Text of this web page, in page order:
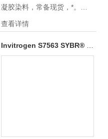
凝胶染料，常备现货，*。主
营Life Invitrogen产品，囊括
TRlzol ®Reagent、TRIZOL
LS Reagent 、B-27添加剂、
凝胶填料、常规化学试剂、培
查看详情
Invitrogen S7563 SYBR® Green I核酸凝胶染料